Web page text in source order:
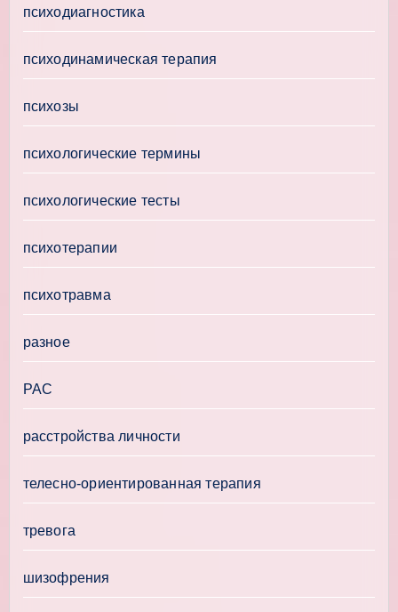
психодиагностика
психодинамическая терапия
психозы
психологические термины
психологические тесты
психотерапии
психотравма
разное
РАС
расстройства личности
телесно-ориентированная терапия
тревога
шизофрения